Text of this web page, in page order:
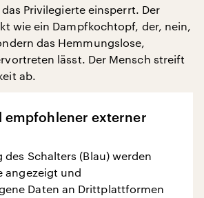
Privilegierte einsperrt. Der
wie ein Dampfkochtopf, der, nein,
das Hemmungslose,
lässt. Der Mensch streift
ab.
empfohlener externer
Schalters (Blau) werden
angezeigt und
Daten an Drittplattformen